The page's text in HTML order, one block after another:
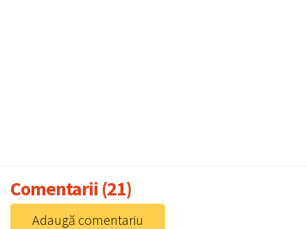
Comentarii (21)
Adaugă comentariu